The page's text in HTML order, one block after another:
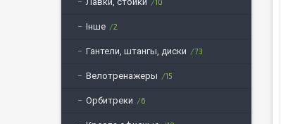
Інше 2
Гантели, штангы, диски 73
Велотренажеры 15
Орбитреки 6